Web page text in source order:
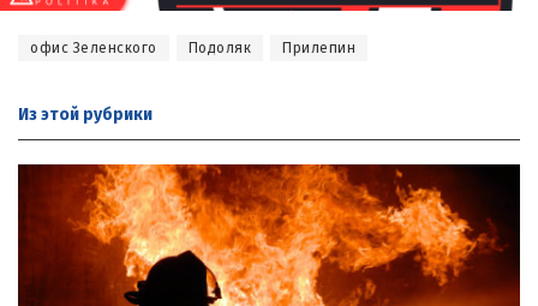
офис Зеленского Подоляк Прилепин
Из этой рубрики